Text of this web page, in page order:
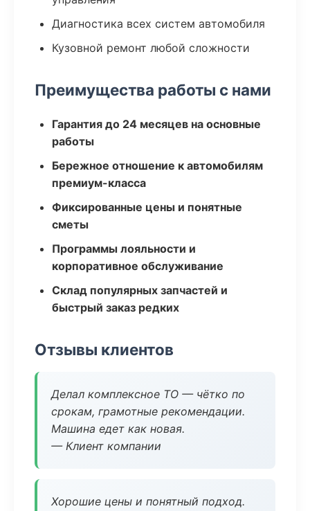
Диагностика всех систем автомобиля
Кузовной ремонт любой сложности
Преимущества работы с нами
Гарантия до 24 месяцев на основные
работы
Бережное отношение к автомобилям
премиум-класса
Фиксированные цены и понятные
сметы
Программы лояльности и
корпоративное обслуживание
Склад популярных запчастей и
быстрый заказ редких
Отзывы клиентов
Делал комплексное ТО — чётко по
срокам, грамотные рекомендации.
Машина едет как новая.
— Клиент компании
Хорошие цены и понятный подход.